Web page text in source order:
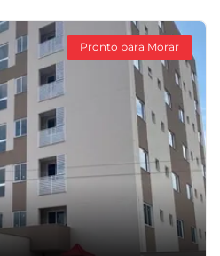
Pronto para Morar